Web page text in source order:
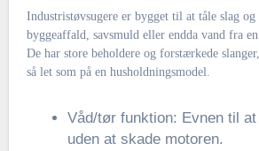
Industristøvsugere er bygget til at tåle slag og
byggeaffald, savsmuld eller endda vand fra
De har store beholdere og forstærkede
så let som på en husholdningsmodel.
Våd/tør funktion: Evnen til
uden at skade motoren.